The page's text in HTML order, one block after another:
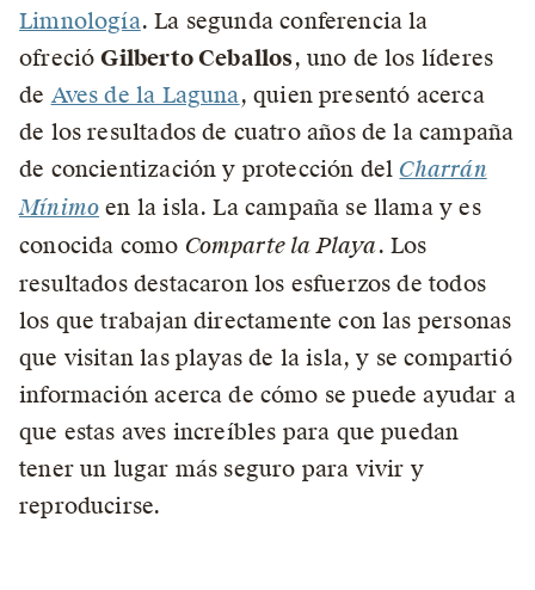
Limnología. La segunda conferencia la
ofrecióGilberto Ceballos, uno de los líderes
de Aves de la Laguna, quien presentó acerca
de los resultados de cuatro años de la campaña
de concientización y protección del Charrán
Mínimo en la isla. La campaña se llama y es
conocida como Comparte la Playa. Los
resultados destacaron los esfuerzos de todos
los que trabajan directamente con las personas
que visitan las playas de la isla, y se compartió
información acerca de cómo se puede ayudar a
que estas aves increíbles para que puedan
tener un lugar más seguro para vivir y
reproducirse.